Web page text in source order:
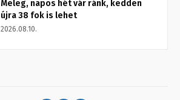
Meleg, napos hét vár ránk, kedden
újra 38 fok is lehet
2026.08.10.